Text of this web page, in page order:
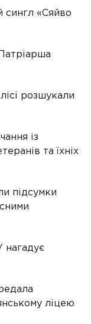
сингл «Сяйво
розшукали
із
та їхніх
підсумки
нагадує
ліцею